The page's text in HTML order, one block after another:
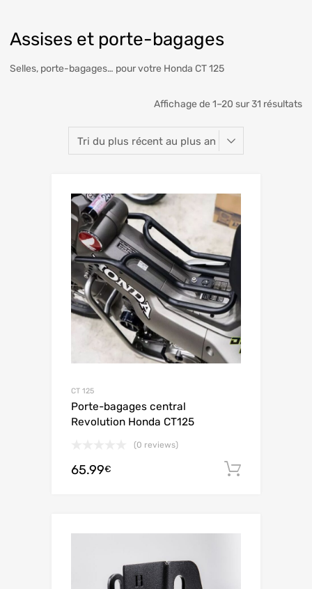
Assises et porte-bagages
Selles, porte-bagages… pour votre Honda CT 125
Affichage de 1–20 sur 31 résultats
CT 125
Porte-bagages central
Revolution Honda CT125
(0 reviews)
65.99€